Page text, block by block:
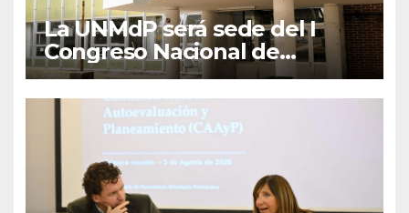
La UNMdP será sede del I
Congreso Nacional de
Lengua Inglesa